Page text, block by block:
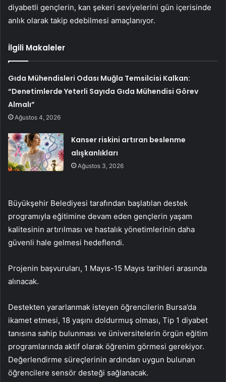
diyabetli gençlerin, kan şekeri seviyelerini gün içerisinde
anlık olarak takip edebilmesi amaçlanıyor.
İlgili Makaleler
Gıda Mühendisleri Odası Muğla Temsilcisi Kalkan:
“Denetimlerde Yeterli Sayıda Gıda Mühendisi Görev
Almalı”
Ağustos 4, 2026
Kanser riskini artıran beslenme
alışkanlıkları
Ağustos 3, 2026
Büyükşehir Belediyesi tarafından başlatılan destek
programıyla eğitimine devam eden gençlerin yaşam
kalitesinin artırılması ve hastalık yönetimlerinin daha
güvenli hale gelmesi hedeflendi.
Projenin başvuruları, 1 Mayıs-15 Mayıs tarihleri arasında
alınacak.
Destekten yararlanmak isteyen öğrencilerin Bursa’da
ikamet etmesi, 18 yaşını doldurmuş olması, Tip 1 diyabet
tanısına sahip bulunması ve üniversitelerin örgün eğitim
programlarında aktif olarak öğrenim görmesi gerekiyor.
Değerlendirme süreçlerinin ardından uygun bulunan
öğrencilere sensör desteği sağlanacak.